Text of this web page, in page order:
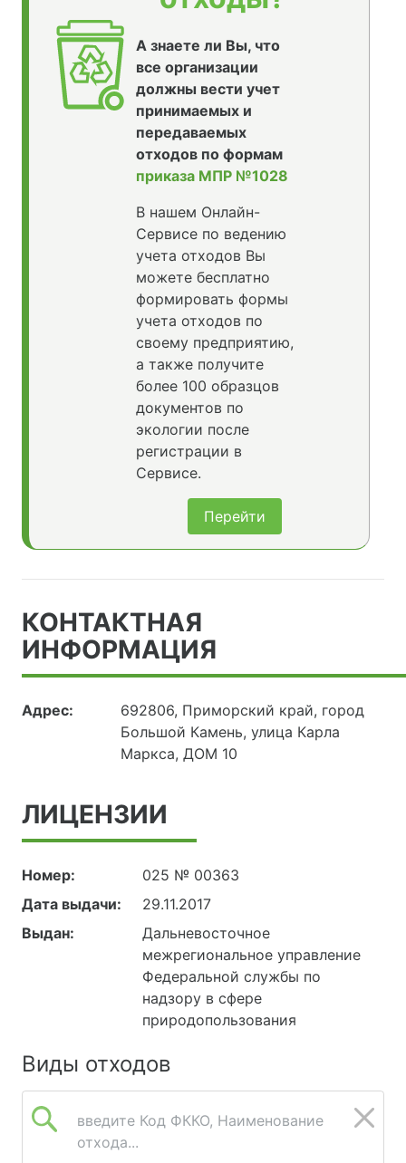
А знаете ли Вы, что
все организации
должны вести учет
принимаемых и
передаваемых
отходов по формам
приказа МПР №1028
В нашем Онлайн-
Сервисе по ведению
учета отходов Вы
можете бесплатно
формировать формы
учета отходов по
своему предприятию,
а также получите
более 100 образцов
документов по
экологии после
регистрации в
Сервисе.
Перейти
КОНТАКТНАЯ
ИНФОРМАЦИЯ
Адрес:
692806, Приморский край, город
Большой Камень, улица Карла
Маркса, ДОМ 10
ЛИЦЕНЗИИ
Номер:
025 № 00363
Дата выдачи:
29.11.2017
Выдан:
Дальневосточное
межрегиональное управление
Федеральной службы по
надзору в сфере
природопользования
Виды отходов
введите Код ФККО, Наименование
отхода...